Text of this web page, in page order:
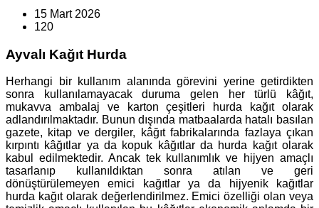
15 Mart 2026
120
Ayvalı Kağıt Hurda
Herhangi bir kullanım alanında görevini yerine getirdikten
sonra kullanılamayacak duruma gelen her türlü kâğıt,
mukavva ambalaj ve karton çeşitleri hurda kağıt olarak
adlandırılmaktadır. Bunun dışında matbaalarda hatalı basılan
gazete, kitap ve dergiler, kâğıt fabrikalarında fazlaya çıkan
kırpıntı kâğıtlar ya da kopuk kâğıtlar da hurda kağıt olarak
kabul edilmektedir. Ancak tek kullanımlık ve hijyen amaçlı
tasarlanıp kullanıldıktan sonra atılan ve geri
dönüştürülemeyen emici kağıtlar ya da hijyenik kağıtlar
hurda kağıt olarak değerlendirilmez. Emici özelliği olan veya